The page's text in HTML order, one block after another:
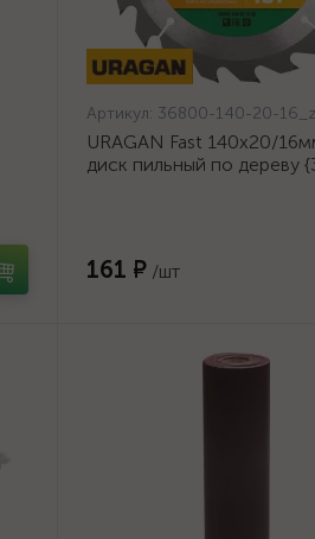
Артикул: 36800-140-20-
URAGAN Fast 140x20/
диск пильный по дереву
161 ₽ /шт